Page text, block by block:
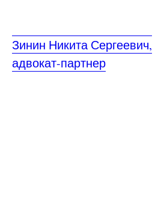
Зинин Никита Сергеевич,
адвокат-партнер